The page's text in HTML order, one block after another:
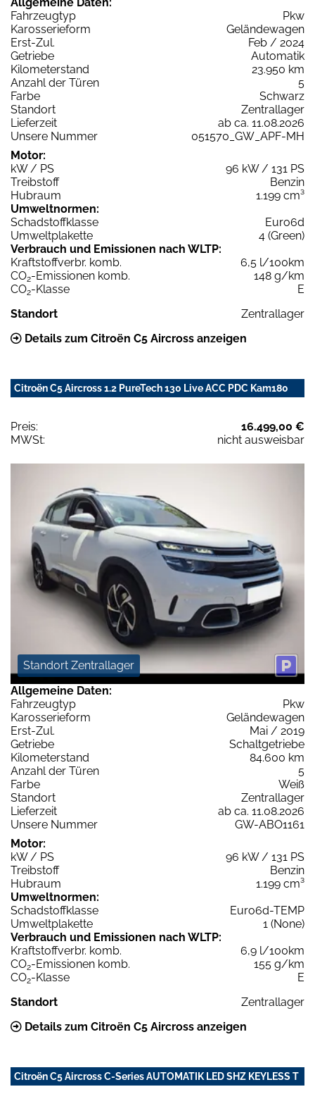
Fahrzeugtyp
Pkw
Karosserieform
Geländewagen
Erst-Zul.
Feb / 2024
Getriebe
Automatik
Kilometerstand
23.950 km
Anzahl der Türen
5
Farbe
Schwarz
Standort
Zentrallager
Lieferzeit
ab ca. 11.08.2026
Unsere Nummer
051570_GW_APF-MH
Motor:
kW / PS
96 kW / 131 PS
Treibstoff
Benzin
Hubraum
1.199 cm³
Umweltnormen:
Schadstoffklasse
Euro6d
Umweltplakette
4 (Green)
Verbrauch und Emissionen nach WLTP:
Kraftstoffverbr. komb.
6,5 l/100km
CO2-Emissionen komb.
148 g/km
CO2-Klasse
E
Standort
Zentrallager
Details zum Citroën C5 Aircross anzeigen
Citroën C5 Aircross 1.2 PureTech 130 Live ACC PDC Kam180
Preis:
16.499,00 €
MWSt:
nicht ausweisbar
Standort Zentrallager
Allgemeine Daten:
Fahrzeugtyp
Pkw
Karosserieform
Geländewagen
Erst-Zul.
Mai / 2019
Getriebe
Schaltgetriebe
Kilometerstand
84.600 km
Anzahl der Türen
5
Farbe
Weiß
Standort
Zentrallager
Lieferzeit
ab ca. 11.08.2026
Unsere Nummer
GW-ABO1161
Motor:
kW / PS
96 kW / 131 PS
Treibstoff
Benzin
Hubraum
1.199 cm³
Umweltnormen:
Schadstoffklasse
Euro6d-TEMP
Umweltplakette
1 (None)
Verbrauch und Emissionen nach WLTP:
Kraftstoffverbr. komb.
6,9 l/100km
CO2-Emissionen komb.
155 g/km
CO2-Klasse
E
Standort
Zentrallager
Details zum Citroën C5 Aircross anzeigen
Citroën C5 Aircross C-Series AUTOMATIK LED SHZ KEYLESS T